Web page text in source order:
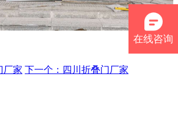
厂家 下一个：四川折叠门厂家
在线咨询